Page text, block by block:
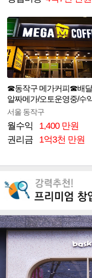
☎동작구 메가커피☎배
알짜메가/오토운영중/수
서울 동작구
월수익
1,400 만원
권리금 1억3천 만원